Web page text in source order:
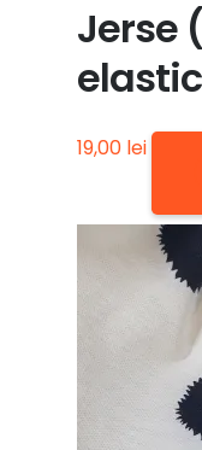
Jerse
19,00 lei